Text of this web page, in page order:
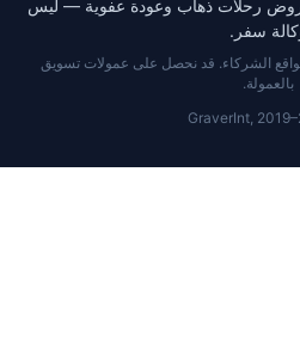
رحلات ذهاب وعودة عفوية — ليس
سفر.
الشركاء. قد نحصل على عمولات تسويق
بالعمولة.